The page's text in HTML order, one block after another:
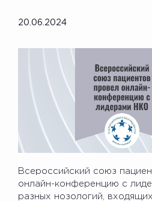
20.06.2024
Всероссийский союз
онлайн-конференцию с
разных нозологий,